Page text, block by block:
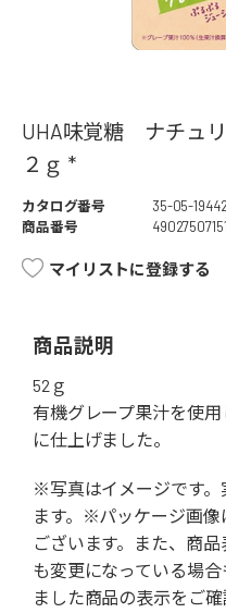
UHA味覚糖 ナチュ
２ｇ *
カタログ番号
35-05-19442
商品番号
マイリストに登録する
商品説明
52ｇ
有機グレープ果汁を使
に仕上げました。
※写真はイメージです。
ます。※パッケージ画
ございます。また、商
も変更になっている場
ました商品の表示をご